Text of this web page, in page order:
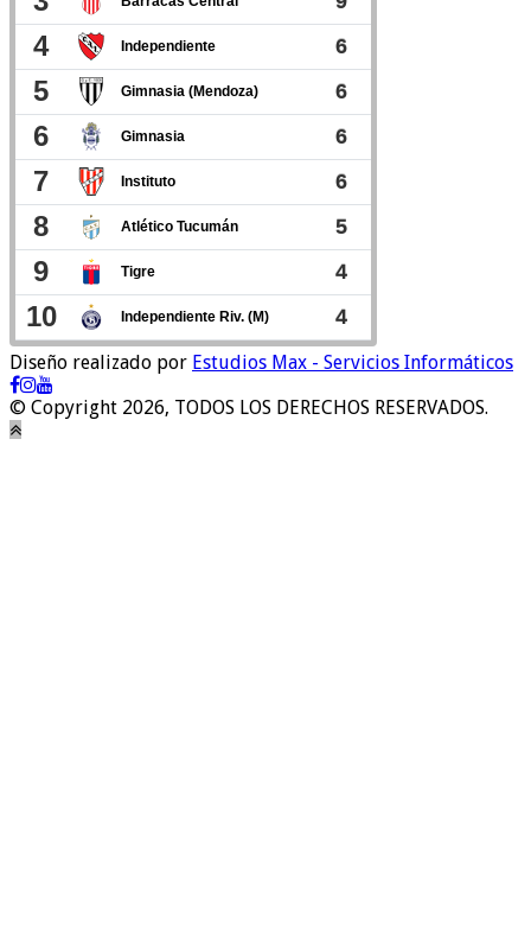
Diseño realizado por Estudios Max - Servicios Informáticos
© Copyright 2026, TODOS LOS DERECHOS RESERVADOS.